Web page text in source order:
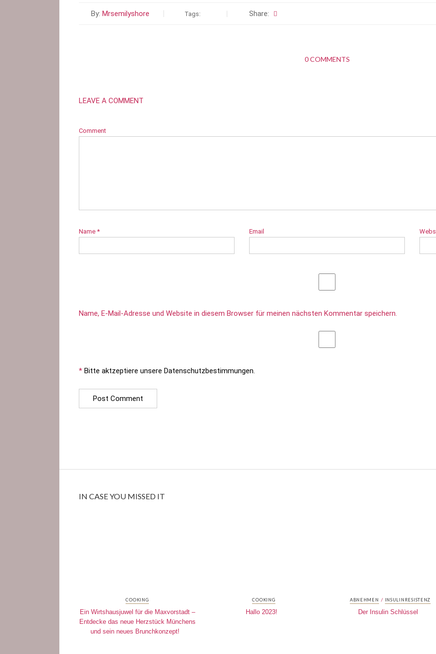
By: Mrsemilyshore Tags: Share:
0 COMMENTS
LEAVE A COMMENT
Comment
Name * Email
Name, E-Mail-Adresse und Website in diesem Browser für meinen nächsten Kommentar speichern.
* Bitte aktzeptiere unsere Datenschutzbestimmungen.
IN CASE YOU MISSED IT
COOKING
Ein Wirtshausjuwel für die Maxvorstadt –
Entdecke das neue Herzstück Münchens
und sein neues Brunchkonzept!
COOKING
Hallo 2023!
ABNEHMEN / INSULINRESISTENZ
Der Insulin Schlüssel